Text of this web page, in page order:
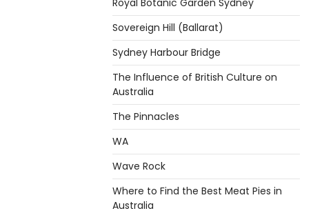
Royal Botanic Garden Sydney
Sovereign Hill (Ballarat)
Sydney Harbour Bridge
The Influence of British Culture on
Australia
The Pinnacles
WA
Wave Rock
Where to Find the Best Meat Pies in
Australia